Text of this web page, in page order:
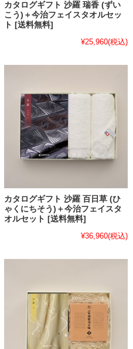
カタログギフト 沙羅 瑞香 (ずい
こう)＋今治フェイスタオルセッ
ト [送料無料]
¥25,960(税込)
カタログギフト 沙羅 百日草 (ひ
ゃくにちそう)＋今治フェイスタ
オルセット [送料無料]
¥36,960(税込)